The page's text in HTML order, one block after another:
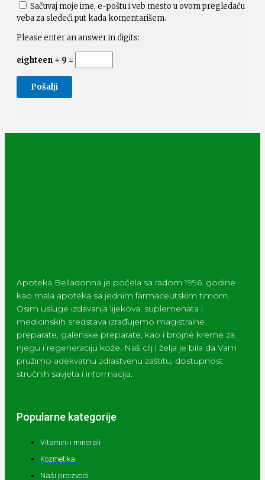
Sačuvaj moje ime, e-poštu i veb mesto u ovom pregledaču
veba za sledeći put kada komentarišem.
Please enter an answer in digits:
eighteen + 9 =
Apoteka Belladonna je počela sa radom 1996. godine
kao mala apoteka sa jednim farmaceutskim timom.
Osim usluge izdavanja lijekova, suplemenata i
medicinskih sredstava izrađujemo magistralne
preparate, galenske preparate, kao i brojne kreme za
njegu i regeneraciju kože. Naš cilj i želja je bila da Vam
pružimo adekvatnu zdrastvenu zaštitu, dostupnost
stručnih savjeta i informacija.
Popularne kategorije
Vitamini i minerali
Kozmetika
Naši proizvodi